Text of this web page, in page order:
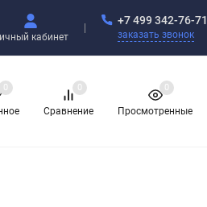
кабинет
+7 499 342-76-71
заказать звонок
0
Сравнение
0
Просмотренные
0